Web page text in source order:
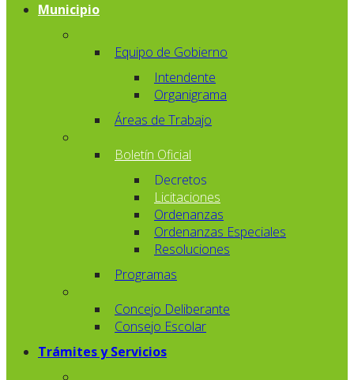
Municipio
Equipo de Gobierno
Intendente
Organigrama
Áreas de Trabajo
Boletín Oficial
Decretos
Licitaciones
Ordenanzas
Ordenanzas Especiales
Resoluciones
Programas
Concejo Deliberante
Consejo Escolar
Trámites y Servicios